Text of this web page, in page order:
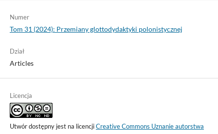
Numer
Tom 31 (2024): Przemiany glottodydaktyki polonistycznej
Dział
Articles
Licencja
Utwór dostępny jest na licencjiCreative Commons Uznanie autorstwa